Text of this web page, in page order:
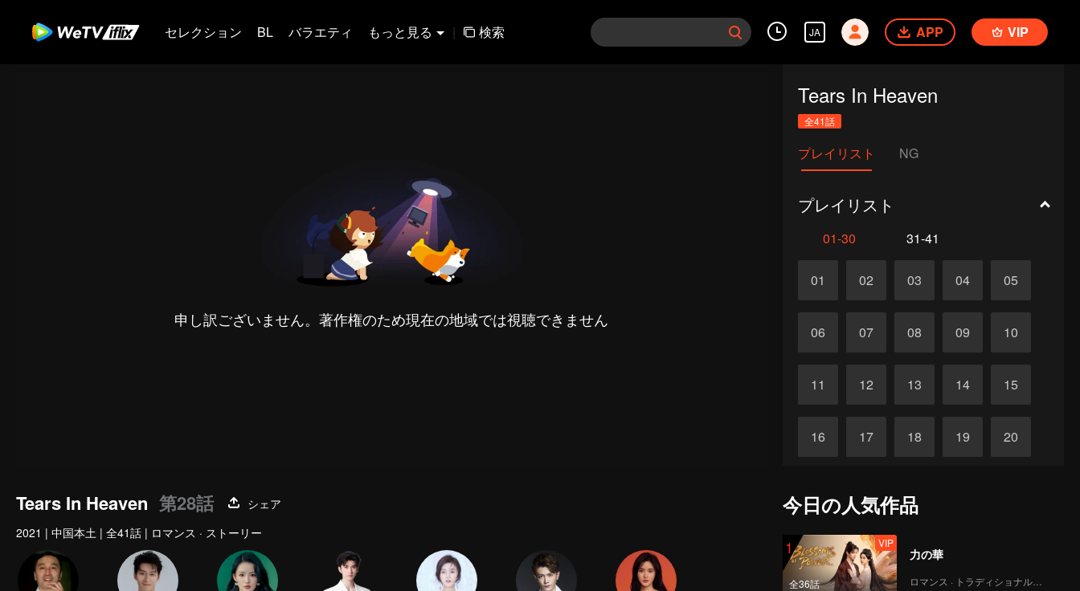
セレクション BL バラエティ もっと見る | 検索 JA APP VIP
申し訳ございません。著作権のため現在の地域では視聴できません
Tears In Heaven
全41話
プレイリスト NG
プレイリスト
01-30 31-41
01 02 03 04 05
06 07 08 09 10
11 12 13 14 15
16 17 18 19 20
26 27
Tears In Heaven 第28話
シェア
2021 | 中国本土 | 全41話 | ロマンス · ストーリー
今日の人気作品
1
全36話
VIP
力の華
ロマンス · トラディショナル・コスチューム